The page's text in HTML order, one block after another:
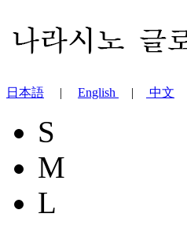
日本語 | English | 中文
S
M
L